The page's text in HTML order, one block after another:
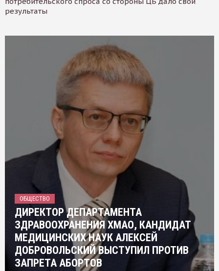
результаты
ОБЩЕСТВО
ДИРЕКТОР ДЕПАРТАМЕНТА
ЗДРАВООХРАНЕНИЯ ХМАО, КАНДИДАТ
МЕДИЦИНСКИХ НАУК АЛЕКСЕЙ
ДОБРОВОЛЬСКИЙ ВЫСТУПИЛ ПРОТИВ
ЗАПРЕТА АБОРТОВ